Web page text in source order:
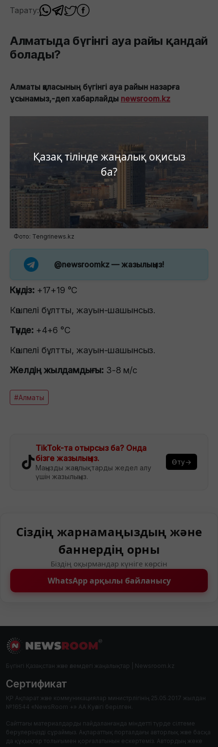
Қазақ тілінде жаңалық оқисыз
ба?
Тарату:
Алматыда бүгінгі ауа райы қандай
болады?
Алматы қаласының бүгінгі ауа райын назарға
ұсынамыз,-деп хабарлайды newsroom.kz
Фото: Tengrinews.kz
@newsroomkz — жазылыңыз!
Күндiз:+17+19 °C
Көшпелі бұлтты, жауын-шашынсыз.
Түнде: +4+6 °C
Көшпелі бұлтты, жауын-шашынсыз.
Желдің жылдамдығы: 3-8 м/с
#Алматы
TikTok-та отырсыз ба? Онда
бізге жазылыңыз.
Маңызды жаңалықтарды жедел алу
үшін жазылыңыз.
Өту→
Сіздің жарнамаңыздың және
баннердің орны
Біздің оқырмандар күніге көрсін
WhatsApp арқылы байланысу
Бүгінгі Қазақстан және әлемдегі жаңалықтар | Newsroom.kz
Сертификат
ҚР Ақпарат және коммуникациялар министрлігінің 25.05.2017 жылдан
№16544 «NewsRoom +» АА Куәлігі берілген.
Сайттағы материалдарды пайдаланғанда міндетті түрде сілтеме
берулеріңізді сұраймыз. Ақпараттық порталдағы авторлық және басқа
да құқықтар толығымен қорғалатынын ескертеміз. Автордың жеке